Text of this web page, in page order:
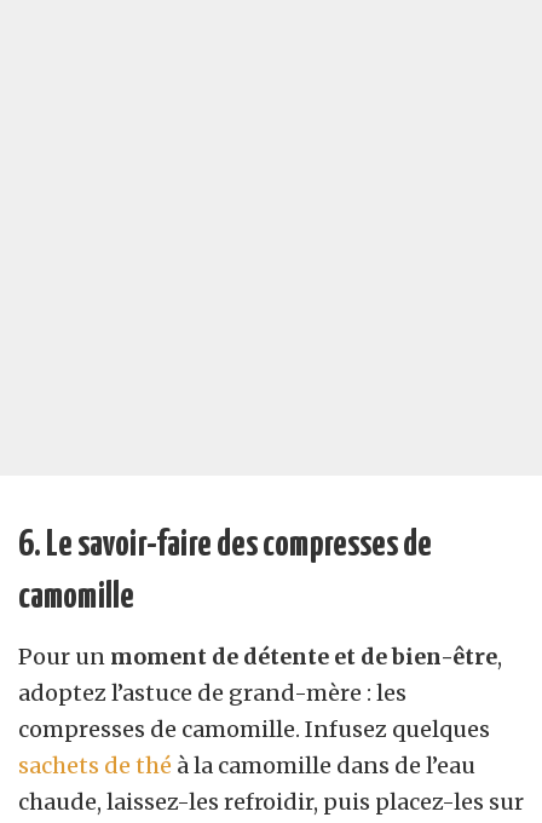
6. Le savoir-faire des compresses de
camomille
Pour un moment de détente et de bien-être,
adoptez l’astuce de grand-mère : les
compresses de camomille. Infusez quelques
sachets de thé à la camomille dans de l’eau
chaude, laissez-les refroidir, puis placez-les sur